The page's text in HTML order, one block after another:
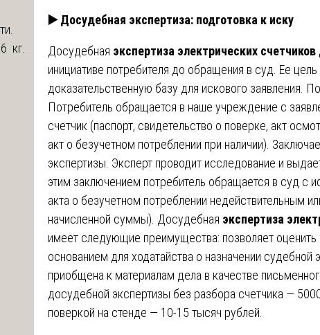
▶️Досудебная экспертиза: подготовка к иску
Досудебная экспертиза электрических
инициативе потребителя до обращения в суд. Ее
доказательственную базу для искового заявления.
Потребитель обращается в наше учреждение с
счетчик (паспорт, свидетельство о поверке, акт
акт о безучетном потреблении при наличии).
экспертизы. Эксперт проводит исследование и
этим заключением потребитель обращается в суд с
акта о безучетном потреблении недействительным
начисленной суммы). Досудебная экспертиза
имеет следующие преимущества: позволяет
основанием для ходатайства о назначении
приобщена к материалам дела в качестве
досудебной экспертизы без разбора счетчика —
поверкой на стенде — 10-15 тысяч рублей.
кг.